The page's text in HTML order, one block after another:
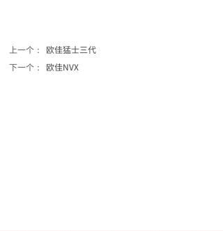
上一个：
欧佳猛士三代
下一个：
欧佳NVX